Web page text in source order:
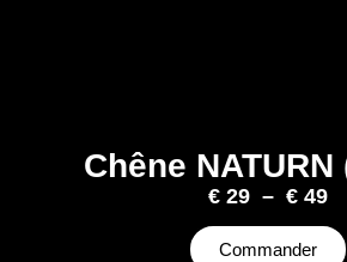
Chêne
€ 29 – € 49
Commander